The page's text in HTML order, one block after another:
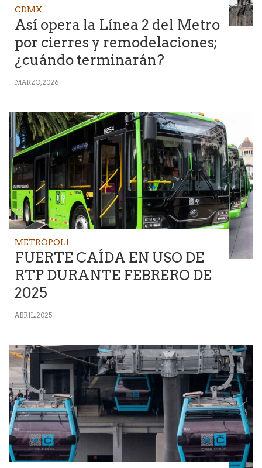
CDMX
Así opera la Línea 2 del Metro
por cierres y remodelaciones;
¿cuándo terminarán?
MARZO, 2026
METRÓPOLI
FUERTE CAÍDA EN USO DE
RTP DURANTE FEBRERO DE
2025
ABRIL, 2025